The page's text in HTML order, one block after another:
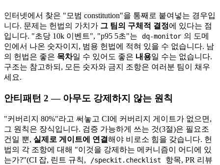
인터넷에서 찾은 "모범 constitution"을 통째로 붙여넣는 경우입
니다. 문제는 헌법의 가치가 그 팀의 구체적 결정에 있다는 점
입니다. "초당 10k 이벤트", "p95 5초"는
dq-monitor 의 도메
인에서 나온 숫자이지, 범용 헌법에 적혀 있을 수 없습니다. 남
의 헌법은 좋은 목차일 수 있어도 좋은 내용일 수는 없습니다.
구조는 참고하되, 모든 숫자와 금지 조항은 여러분 팀이 채우
세요.
안티패턴 2 — 아무도 강제하지 않는 원칙
"커버리지 80%"라고 써놓고 CI에 커버리지 게이트가 없으면,
그 원칙은 장식입니다. 검증 가능하게 쓰는 것(3절)은 필요조
건일 뿐, 실제로 게이트에 연결해야 비로소 힘을 갖습니다. 헌
법의 각 조항에 대해 "이것을 강제하는 메커니즘이 어디에 있
는가?"(CI 잡, 린트 규칙,
/speckit.checklist
항목, PR 리뷰